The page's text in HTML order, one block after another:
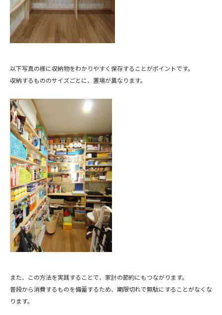
以下写真の様に収納物をわかりやすく保存することがポイントです。
収納するもののサイズごとに、置場が異なります。
また、この方法を実践することで、家計の節約にもつながります。
普段から消費するものを備蓄するため、期限切れで無駄にすることがなくな
ります。